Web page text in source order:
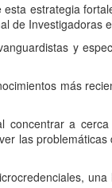
estrategia
de Investigadoras
y
más
a
las